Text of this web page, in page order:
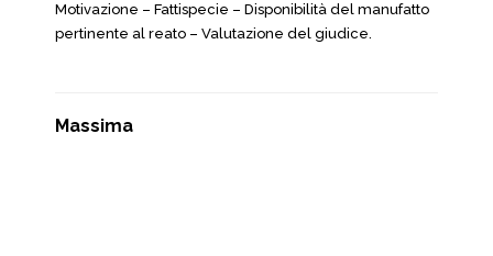
Motivazione – Fattispecie – Disponibilità del manufatto
pertinente al reato – Valutazione del giudice.
Massima